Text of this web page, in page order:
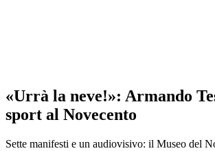
«Urrà la neve!»: Armando
sport al Novecento
Sette manifesti e un audiovisivo: il Museo del